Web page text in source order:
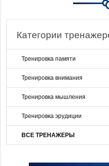
Категории
Тренировка памяти
Тренировка внимания
Тренировка мышления
Тренировка эрудиции
ВСЕ ТРЕНАЖЕРЫ